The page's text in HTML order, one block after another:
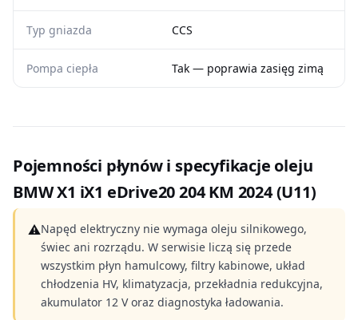
Typ gniazda CCS
Pompa ciepła Tak — poprawia zasięg zimą
Pojemności płynów i specyfikacje oleju
BMW X1 iX1 eDrive20 204 KM 2024 (U11)
⚠Napęd elektryczny nie wymaga oleju silnikowego,
świec ani rozrządu. W serwisie liczą się przede
wszystkim płyn hamulcowy, filtry kabinowe, układ
chłodzenia HV, klimatyzacja, przekładnia redukcyjna,
akumulator 12 V oraz diagnostyka ładowania.